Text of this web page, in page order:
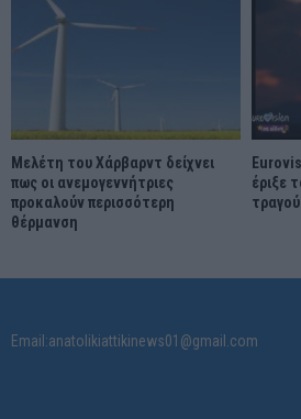
Μελέτη του Χάρβαρντ δείχνει
πως οι ανεμογεννήτριες
προκαλούν περισσότερη
θέρμανση
έριξε
Email:anatolikiattikinews01@gmail.com